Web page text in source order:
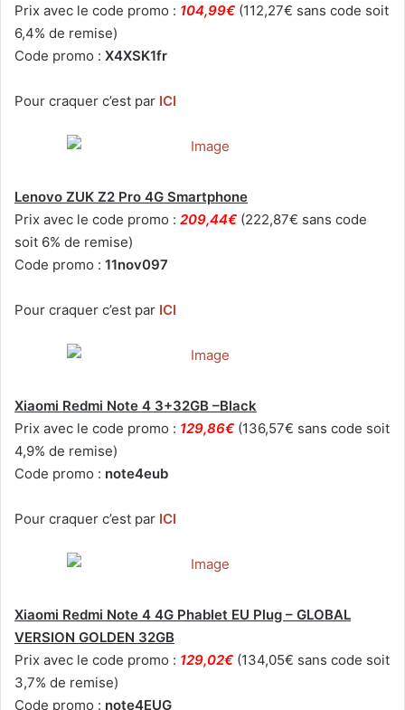
Prix avec le code promo : 104,99€ (112,27€ sans code soit
6,4% de remise)
Code promo : X4XSK1fr
Pour craquer c’est par ICI
Lenovo ZUK Z2 Pro 4G Smartphone
Prix avec le code promo : 209,44€ (222,87€ sans code
soit 6% de remise)
Code promo : 11nov097
Pour craquer c’est par ICI
Xiaomi Redmi Note 4 3+32GB –Black
Prix avec le code promo : 129,86€ (136,57€ sans code soit
4,9% de remise)
Code promo : note4eub
Pour craquer c’est par ICI
Xiaomi Redmi Note 4 4G Phablet EU Plug – GLOBAL
VERSION GOLDEN 32GB
Prix avec le code promo : 129,02€ (134,05€ sans code soit
3,7% de remise)
Code promo : note4EUG